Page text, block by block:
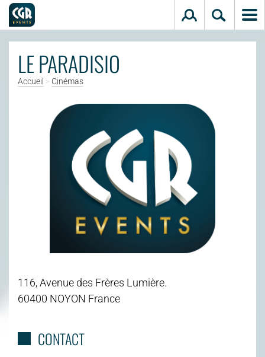
LE PARADISIO
Accueil > Cinémas
116, Avenue des Frères Lumière.
60400 NOYON France
CONTACT